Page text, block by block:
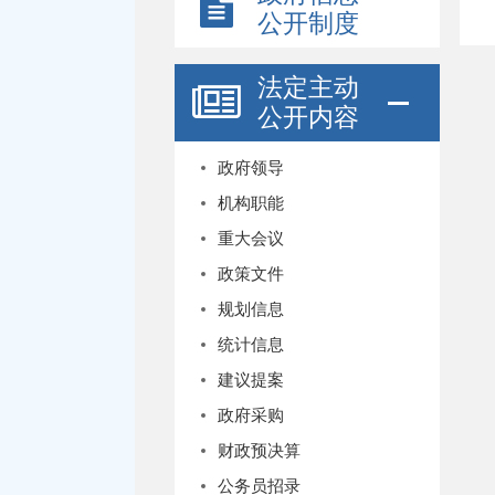
公开制度
法定主动
公开内容
政府领导
机构职能
重大会议
政策文件
规划信息
统计信息
建议提案
政府采购
财政预决算
公务员招录